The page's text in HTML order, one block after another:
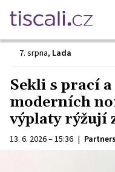
7. srpna, Lada
Sekli s prací
moderních
výplaty rýžují
13. 6. 2026 – 15:36 |